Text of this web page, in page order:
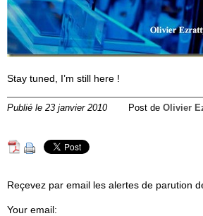
Stay tuned, I’m still here !
Publié le 23 janvier 2010 Post de Olivier
Reçevez par email les alertes de parution
Your email: